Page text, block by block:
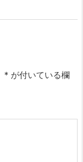
* が付いている欄